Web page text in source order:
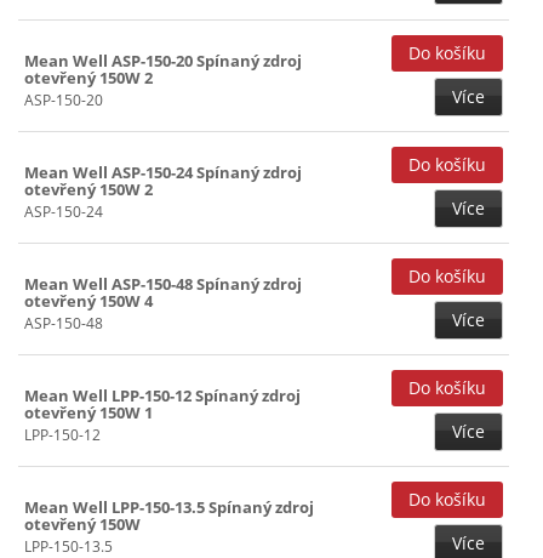
15V (2)
15+(-15)V ()
20V (1)
24V (2)
27V (1)
48V (2)
Mean Well ASP-150-20 Spínaný zdroj
otevřený 150W 2
ASP-150-20 Více
Mean Well ASP-150-24 Spínaný zdroj
otevřený 150W 2
ASP-150-24 Více
Mean Well ASP-150-48 Spínaný zdroj
otevřený 150W 4
ASP-150-48 Více
Mean Well LPP-150-12 Spínaný zdroj
otevřený 150W 1
LPP-150-12 Více
Mean Well LPP-150-13.5 Spínaný zdroj
otevřený 150W
LPP-150-13.5 Více